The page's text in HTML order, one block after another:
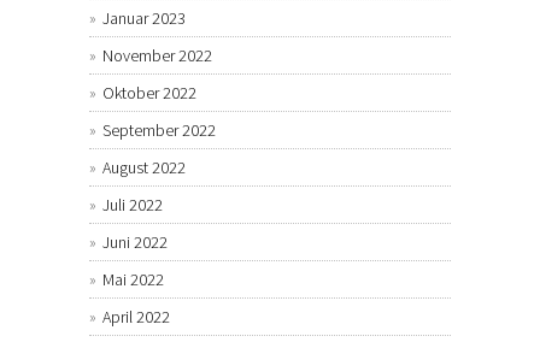
Januar 2023
November 2022
Oktober 2022
September 2022
August 2022
Juli 2022
Juni 2022
Mai 2022
April 2022